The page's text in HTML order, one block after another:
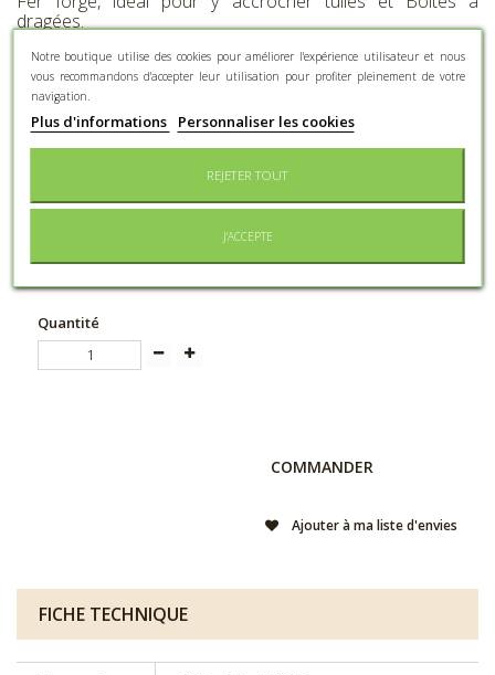
dragées.
Également disponible en location, contactez la boutique au
Tweet Partager Google+ Pinterest
161,55 €
Quantité
COMMANDER
Ajouter à ma liste d'envies
FICHE TECHNIQUE
Notre boutique utilise des cookies pour améliorer l'expérience utilisateur et nous
vous recommandons d'accepter leur utilisation pour profiter pleinement de votre
navigation.
Plus d'informations Personnaliser les cookies
REJETER TOUT
J'ACCEPTE